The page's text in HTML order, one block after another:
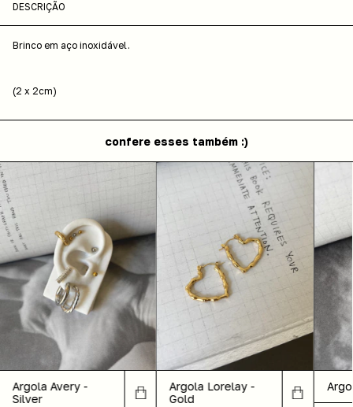
DESCRIÇÃO
Brinco em aço inoxidável.
(2 x 2cm)
confere esses também :)
Argola Avery -
Silver
Argola Lorelay -
Gold